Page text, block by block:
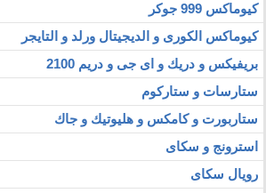
كيوماكس 999 جوكر
كيوماكس الكورى و الديجيتال ورلد و التايجر
بريفيكس و دريك و اى جى و دريم 2100
ستارسات و ستاركوم
ستاربورت و كامكس و هليوتيك و جاك
استرونج و سكاى
رويال سكاى